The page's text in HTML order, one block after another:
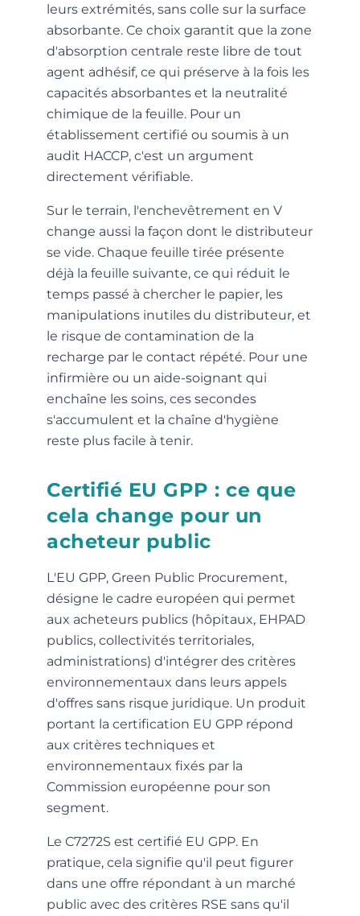
leurs extrémités, sans colle sur la surface
absorbante. Ce choix garantit que la zone
d'absorption centrale reste libre de tout
agent adhésif, ce qui préserve à la fois les
capacités absorbantes et la neutralité
chimique de la feuille. Pour un
établissement certifié ou soumis à un
audit HACCP, c'est un argument
directement vérifiable.
Sur le terrain, l'enchevêtrement en V
change aussi la façon dont le distributeur
se vide. Chaque feuille tirée présente
déjà la feuille suivante, ce qui réduit le
temps passé à chercher le papier, les
manipulations inutiles du distributeur, et
le risque de contamination de la
recharge par le contact répété. Pour une
infirmière ou un aide-soignant qui
enchaîne les soins, ces secondes
s'accumulent et la chaîne d'hygiène
reste plus facile à tenir.
Certifié EU GPP : ce que
cela change pour un
acheteur public
L'EU GPP, Green Public Procurement,
désigne le cadre européen qui permet
aux acheteurs publics (hôpitaux, EHPAD
publics, collectivités territoriales,
administrations) d'intégrer des critères
environnementaux dans leurs appels
d'offres sans risque juridique. Un produit
portant la certification EU GPP répond
aux critères techniques et
environnementaux fixés par la
Commission européenne pour son
segment.
Le C7272S est certifié EU GPP. En
pratique, cela signifie qu'il peut figurer
dans une offre répondant à un marché
public avec des critères RSE sans qu'il